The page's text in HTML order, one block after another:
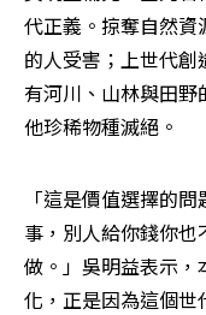
代正義。掠奪自然
的人受害；上世代
有河川、山林與田
他珍稀物種滅絕。
「這是價值選擇的
事，別人給你錢你
做。」吳明益表示
化，正是因為這個